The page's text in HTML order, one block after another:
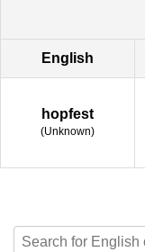
English
hopfest
(Unknown)